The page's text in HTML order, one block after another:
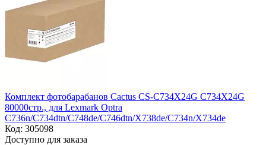
Комплект фотобарабанов Cactus CS-C734X24G C734X24G
80000стр., для Lexmark Optra
C736n/C734dtn/C748de/C746dtn/X738de/C734n/X734de
Код: 305098
Доступно для заказа